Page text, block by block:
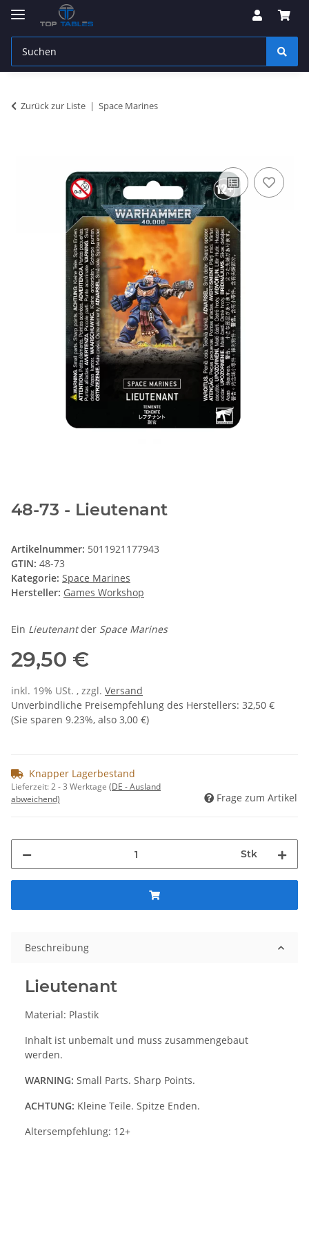
Zurück zur Liste Space Marines
48-73 - Lieutenant
Artikelnummer: 5011921177943
GTIN: 48-73
Kategorie: Space Marines
Hersteller: Games Workshop
Ein Lieutenantder Space Marines
29,50 €
inkl. 19% USt. , zzgl. Versand
Unverbindliche Preisempfehlung des Herstellers: 32,50 €
(Sie sparen 9.23%, also 3,00 €)
Knapper Lagerbestand
Lieferzeit:2 - 3 Werktage (DE - Ausland
abweichend)
Frage zum Artikel
Stk
Beschreibung
Lieutenant
Material: Plastik
Inhalt ist unbemalt und muss zusammengebaut
werden.
WARNING: Small Parts. Sharp Points.
ACHTUNG: Kleine Teile. Spitze Enden.
Altersempfehlung: 12+